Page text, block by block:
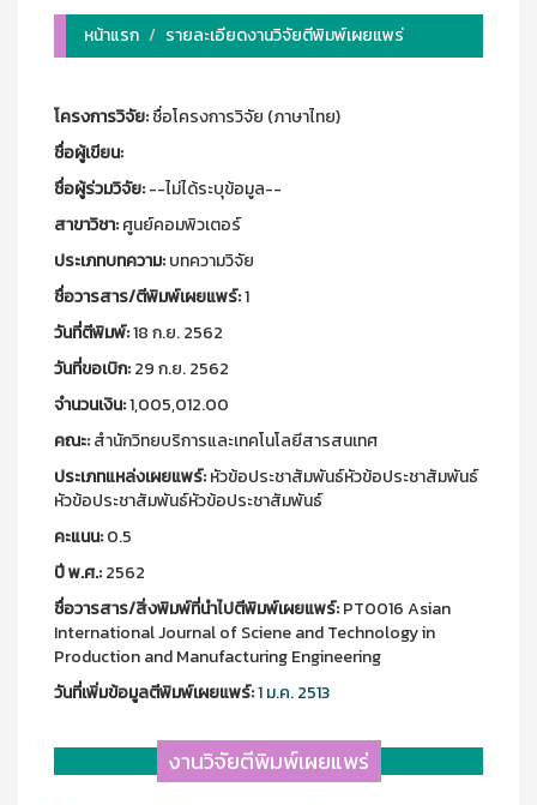
หน้าแรก
รายละเอียดงานวิจัยตีพิมพ์เผยแพร่
โครงการวิจัย:ชื่อโครงการวิจัย (ภาษาไทย)
ชื่อผู้เขียน:
ชื่อผู้ร่วมวิจัย:--ไม่ได้ระบุข้อมูล--
สาขาวิชา:ศูนย์คอมพิวเตอร์
ประเภทบทความ:บทความวิจัย
ชื่อวารสาร/ตีพิมพ์เผยแพร์:1
วันที่ตีพิมพ์:18 ก.ย. 2562
วันที่ขอเบิก:29 ก.ย. 2562
จำนวนเงิน:1,005,012.00
คณะ:สำนักวิทยบริการและเทคโนโลยีสารสนเทศ
ประเภทแหล่งเผยแพร์:หัวข้อประชาสัมพันธ์หัวข้อประชาสัมพันธ์
หัวข้อประชาสัมพันธ์หัวข้อประชาสัมพันธ์
คะแนน:0.5
ปี พ.ศ.:2562
ชื่อวารสาร/สิ่งพิมพ์ที่นำไปตีพิมพ์เผยแพร์:PT0016 Asian
International Journal of Sciene and Technology in
Production and Manufacturing Engineering
วันที่เพิ่มข้อมูลตีพิมพ์เผยแพร์:1 ม.ค. 2513
งานวิจัยตีพิมพ์เผยแพร่